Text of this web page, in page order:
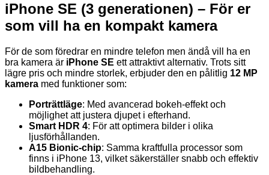
iPhone SE (3 generationen) – För er
som vill ha en kompakt kamera
För de som föredrar en mindre telefon men ändå vill ha en
bra kamera är iPhone SE ett attraktivt alternativ. Trots sitt
lägre pris och mindre storlek, erbjuder den en pålitlig 12 MP
kamera med funktioner som:
Porträttläge: Med avancerad bokeh-effekt och
möjlighet att justera djupet i efterhand.
Smart HDR 4: För att optimera bilder i olika
ljusförhållanden.
A15 Bionic-chip: Samma kraftfulla processor som
finns i iPhone 13, vilket säkerställer snabb och effektiv
bildbehandling.